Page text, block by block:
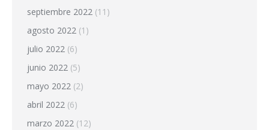
septiembre 2022 (11)
agosto 2022 (1)
julio 2022 (6)
junio 2022 (5)
mayo 2022 (2)
abril 2022 (6)
marzo 2022 (12)